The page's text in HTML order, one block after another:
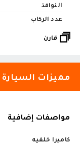
النوافذ
عدد الركاب
قارن
مميزات السيارة
مواصفات إضافية
كاميرا خلفيه